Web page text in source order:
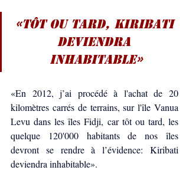
«Tôt ou tard, Kiribati
deviendra
inhabitable»
«En 2012, j’ai procédé à l'achat de 20
kilomètres carrés de terrains, sur l'île Vanua
Levu dans les îles Fidji, car tôt ou tard, les
quelque 120'000 habitants de nos îles
devront se rendre à l’évidence: Kiribati
deviendra inhabitable».